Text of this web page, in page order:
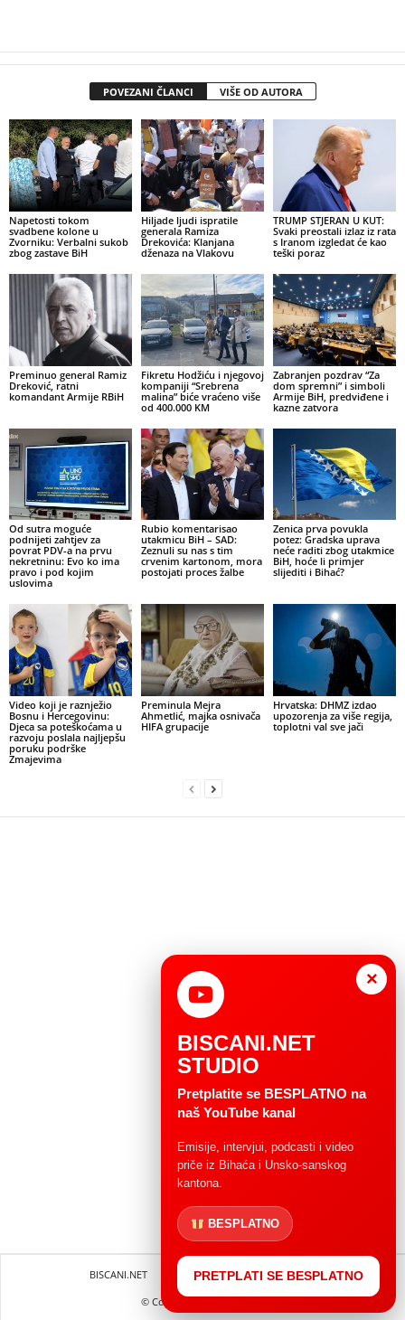
POVEZANI ČLANCI VIŠE OD AUTORA
Napetosti tokom
svadbene kolone u
Zvorniku: Verbalni sukob
zbog zastave BiH
Hiljade ljudi ispratile
generala Ramiza
Drekovića: Klanjana
dženaza na Vlakovu
TRUMP STJERAN U KUT:
Svaki preostali izlaz iz rata
s Iranom izgledat će kao
teški poraz
Preminuo general Ramiz
Dreković, ratni
komandant Armije RBiH
Fikretu Hodžiću i njegovoj
kompaniji “Srebrena
malina” biće vraćeno više
od 400.000 KM
Zabranjen pozdrav “Za
dom spremni” i simboli
Armije BiH, predviđene i
kazne zatvora
Od sutra moguće
podnijeti zahtjev za
povrat PDV-a na prvu
nekretninu: Evo ko ima
pravo i pod kojim
uslovima
Rubio komentarisao
utakmicu BiH – SAD:
Zeznuli su nas s tim
crvenim kartonom, mora
postojati proces žalbe
Zenica prva povukla
potez: Gradska uprava
neće raditi zbog utakmice
BiH, hoće li primjer
slijediti i Bihać?
Video koji je raznježio
Bosnu i Hercegovinu:
Djeca sa poteškoćama u
razvoju poslala najljepšu
poruku podrške
Zmajevima
Preminula Mejra
Ahmetlić, majka osnivača
HIFA grupacije
Hrvatska: DHMZ izdao
upozorenja za više regija,
toplotni val sve jači
BISCANI.NET Impressum
Uvjeti korištenja
© Copryright 2004 - 2025.
×
BISCANI.NET
STUDIO
Pretplatite se BESPLATNO na
naš YouTube kanal
Emisije, intervjui, podcasti i video
priče iz Bihaća i Unsko-sanskog
kantona.
BESPLATNO
PRETPLATI SE BESPLATNO